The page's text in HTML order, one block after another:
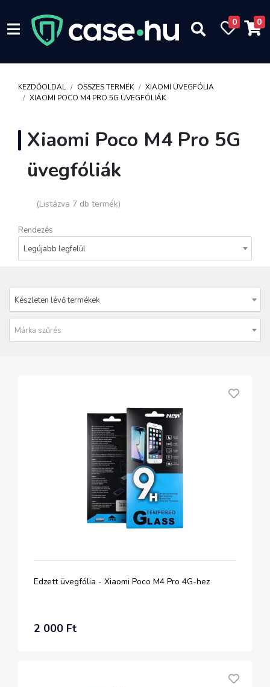
0 0
KEZDŐOLDAL ÖSSZES TERMÉK
XIAOMI ÜVEGFÓLIA
XIAOMI POCO M4 PRO 5G ÜVEGFÓLIÁK
Xiaomi Poco M4 Pro 5G
üvegfóliák
(Listázva 7 db termék)
Rendezés
Legújabb legfelül
Készleten lévő termékek
Márka szűrés
Edzett üvegfólia - Xiaomi Poco M4 Pro 4G-hez
2 000 Ft